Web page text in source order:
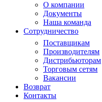
О компании
Документы
Наша команда
Сотрудничество
Поставщикам
Производителям
Дистрибьюторам
Торговым сетям
Вакансии
Возврат
Контакты